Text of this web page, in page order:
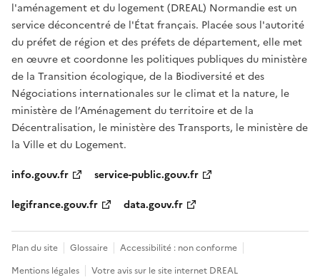
l'aménagement et du logement (DREAL) Normandie est un
service déconcentré de l'État français. Placée sous l'autorité
du préfet de région et des préfets de département, elle met
en œuvre et coordonne les politiques publiques du ministère
de la Transition écologique, de la Biodiversité et des
Négociations internationales sur le climat et la nature, le
ministère de l’Aménagement du territoire et de la
Décentralisation, le ministère des Transports, le ministère de
la Ville et du Logement.
info.gouv.fr
service-public.gouv.fr
legifrance.gouv.fr
data.gouv.fr
Plan du site Glossaire
Accessibilité : non conforme
Mentions légales
Votre avis sur le site internet DREAL